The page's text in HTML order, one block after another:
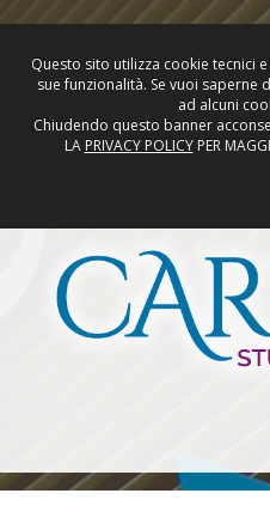
Questo sito utilizza cookie tecnici
sue funzionalità. Se vuoi saperne
ad alcuni
Chiudendo questo banner
LA PRIVACY POLICYPER